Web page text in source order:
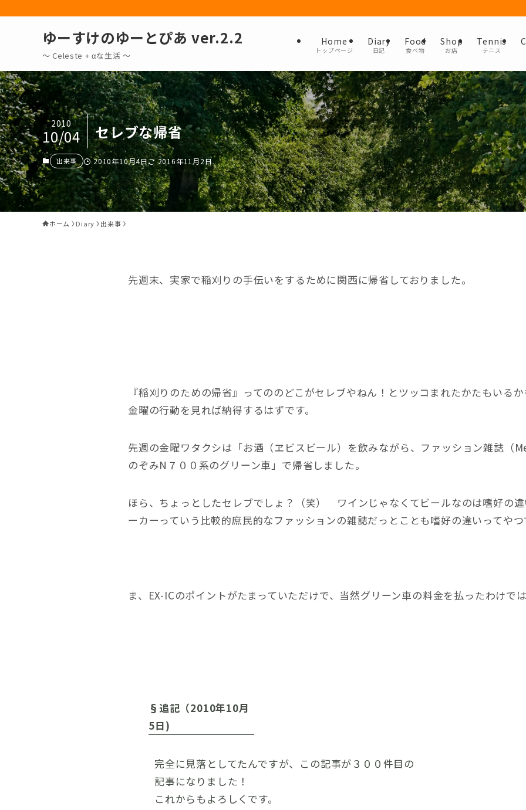
ゆーすけのゆーとぴあ ver.2.2
～ Celeste + αな生活 〜
Home
トップページ
Diary
日記
Food
食べ物
Shop
お店
Tennis
テニス
セレブな帰省
2010
10/04
出来事 2010年10月4日 2016年11月2日
ホーム Diary 出来事
先週末、実家で稲刈りの手伝いをするために関西に帰省しておりました。
『稲刈りのための帰省』ってののどこがセレブやねん！とツッコまれたかたもいる
金曜の行動を見れば納得するはずです。
先週の金曜ワタクシは「お酒（ヱビスビール）を飲みながら、ファッション雑誌（
のぞみN７００系のグリーン車」で帰省しました。
ほら、ちょっとしたセレブでしょ？（笑） ワインじゃなくてビールなのは嗜好の
ーカーっていう比較的庶民的なファッションの雑誌だっとことも嗜好の違いってや
ま、EX-ICのポイントがたまっていただけで、当然グリーン車の料金を払ったわけで
§追記（2010年10月
5日)
完全に見落としてたんですが、この記事が３００件目の
記事になりました！
これからもよろしくです。